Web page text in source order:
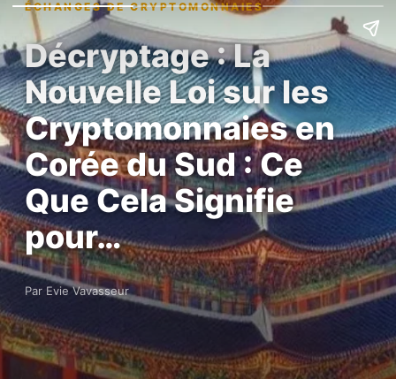
ÉCHANGES DE CRYPTOMONNAIES
Décryptage : La
Nouvelle Loi sur les
Cryptomonnaies en
Corée du Sud : Ce
Que Cela Signifie
pour…
Par Evie Vavasseur